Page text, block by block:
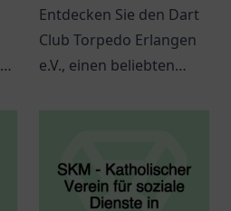
Entdecken Sie den Dart
Club Torpedo Erlangen
e.V., einen beliebten
Erlangen.